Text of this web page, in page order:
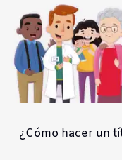
¿Cómo hacer un